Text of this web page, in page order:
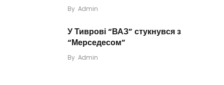
By Admin
У Тиврові “ВАЗ” стукнувся з
“Мерседесом”
By Admin